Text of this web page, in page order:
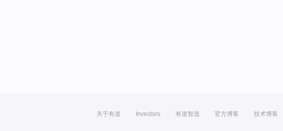
关于有道 Investors 有道智选 官方博客 技术博客